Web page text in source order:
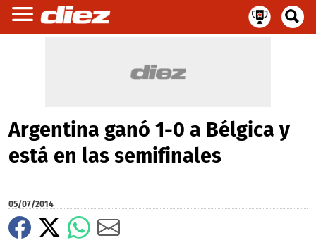
Argentina ganó 1-0 a Bélgica y
está en las semifinales
05/07/2014